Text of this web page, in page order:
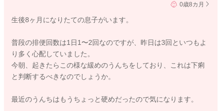
0歳8カ月
生後8ヶ月になりたての息子がいます。
普段の排便回数は1日1〜2回なのですが、昨日は3回といつもよ
り多く心配していました。
今朝、起きたらこの様な緩めのうんちをしており、これは下痢
と判断するべきなのでしょうか。
最近のうんちはもうちょっと硬めだったので気になります。